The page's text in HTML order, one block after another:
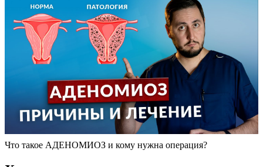
Что такое АДЕНОМИОЗ и кому нужна операция?